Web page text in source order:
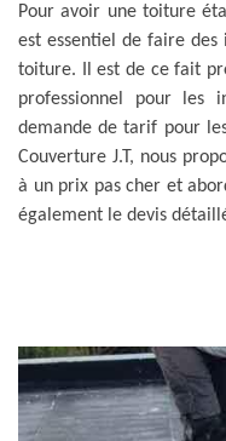
Pour avoir une toiture
est essentiel de faire
toiture. Il est de ce fait
professionnel pour les
demande de tarif pour
Couverture J.T, nous
à un prix pas cher et
également le devis